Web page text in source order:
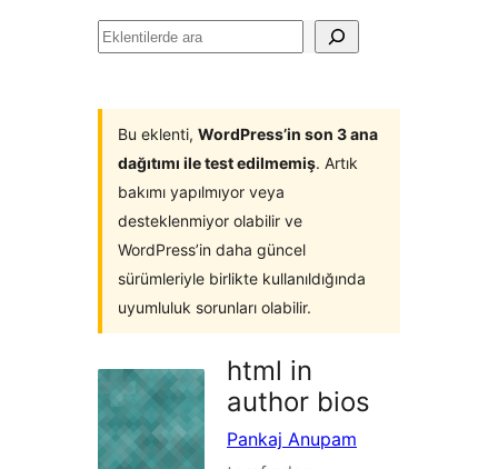
Eklentilerde
Bu eklenti, WordPress’in son 3 ana
dağıtımı ile test edilmemiş. Artık
bakımı yapılmıyor veya
desteklenmiyor olabilir ve
WordPress’in daha güncel
sürümleriyle birlikte kullanıldığında
uyumluluk sorunları olabilir.
html in
author bios
Pankaj Anupam